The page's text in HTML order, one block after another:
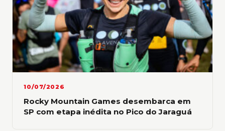
Corrida
10/07/2026
Rocky Mountain Games desembarca em
SP com etapa inédita no Pico do Jaraguá